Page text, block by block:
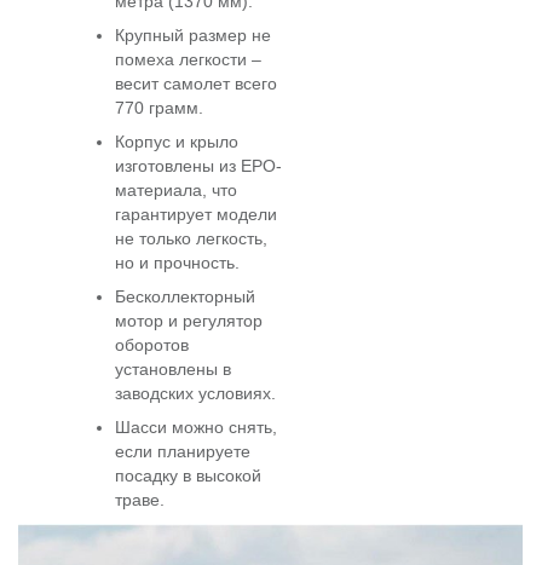
Крупный размер не
помеха легкости –
весит самолет всего
770 грамм.
Корпус и крыло
изготовлены из ЕРО-
материала, что
гарантирует модели
не только легкость,
но и прочность.
Бесколлекторный
мотор и регулятор
оборотов
установлены в
заводских условиях.
Шасси можно снять,
если планируете
посадку в высокой
траве.